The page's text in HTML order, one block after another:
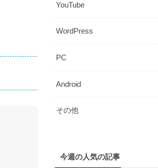
YouTube
WordPress
PC
Android
その他
今週の人気の記事